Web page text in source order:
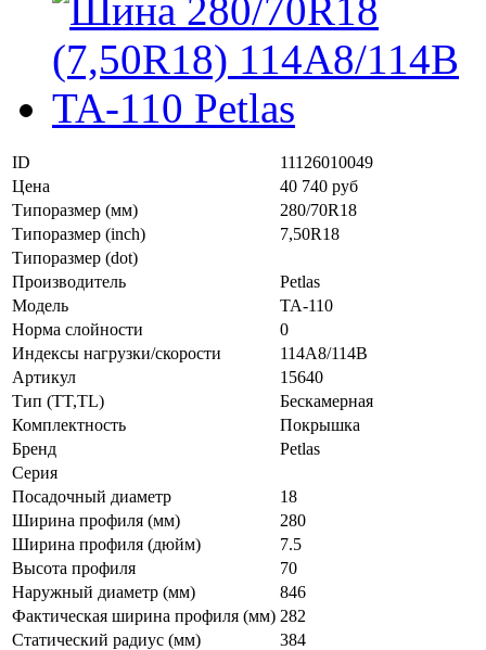
ID
11126010049
Цена
40 740 руб
Типоразмер (мм)
280/70R18
Типоразмер (inch)
7,50R18
Типоразмер (dot)
Производитель
Petlas
Модель
TA-110
Норма слойности
0
Индексы нагрузки/скорости
114A8/114B
Артикул
15640
Тип (TT,TL)
Бескамерная
Комплектность
Покрышка
Бренд
Petlas
Серия
Посадочный диаметр
18
Ширина профиля (мм)
280
Ширина профиля (дюйм)
7.5
Высота профиля
70
Наружный диаметр (мм)
846
Фактическая ширина профиля (мм) 282
Статический радиус (мм)
384